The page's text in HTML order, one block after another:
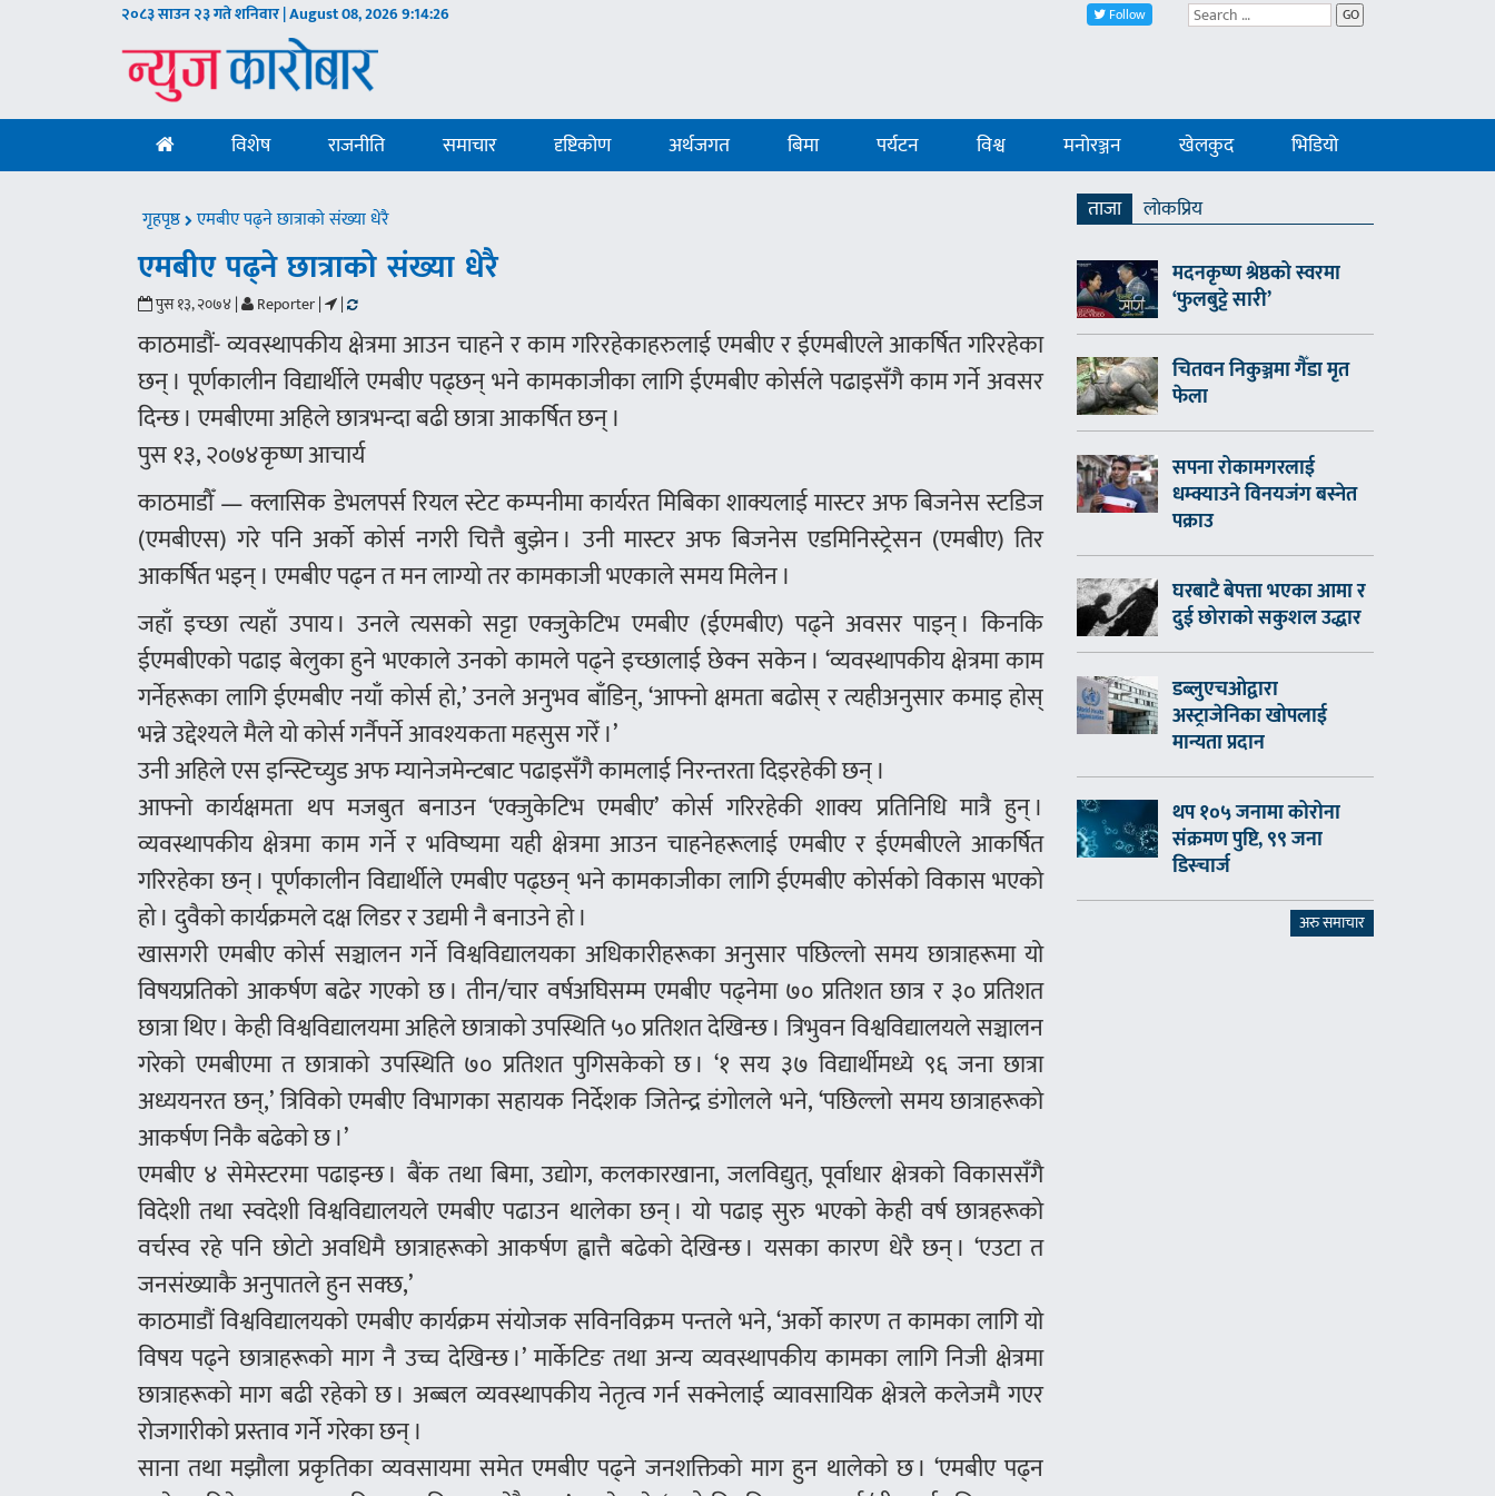
२०८३ साउन २३ गते शनिवार | August 08, 20269:14:27 Follow GO
विशेष राजनीति समाचार दृष्टिकोण अर्थजगत बिमा पर्यटन विश्व मनोरञ्जन खेलकुद भिडियो
गृहपृष्ठ एमबीए पढ्ने छात्राको संख्या धेरै
एमबीए पढ्ने छात्राको संख्या धेरै
पुस १३, २०७४ | Reporter | |
काठमाडौं- व्यवस्थापकीय क्षेत्रमा आउन चाहने र काम गरिरहेकाहरुलाई एमबीए र ईएमबीएले आकर्षित गरिरहेका
छन् । पूर्णकालीन विद्यार्थीले एमबीए पढ्छन् भने कामकाजीका लागि ईएमबीए कोर्सले पढाइसँगै काम गर्ने अवसर
दिन्छ । एमबीएमा अहिले छात्रभन्दा बढी छात्रा आकर्षित छन् ।
पुस १३, २०७४कृष्ण आचार्य
काठमाडौँ — क्लासिक डेभलपर्स रियल स्टेट कम्पनीमा कार्यरत मिबिका शाक्यलाई मास्टर अफ बिजनेस स्टडिज
(एमबीएस) गरे पनि अर्को कोर्स नगरी चित्तै बुझेन । उनी मास्टर अफ बिजनेस एडमिनिस्ट्रेसन (एमबीए) तिर
आकर्षित भइन् । एमबीए पढ्न त मन लाग्यो तर कामकाजी भएकाले समय मिलेन ।
जहाँ इच्छा त्यहाँ उपाय । उनले त्यसको सट्टा एक्जुकेटिभ एमबीए (ईएमबीए) पढ्ने अवसर पाइन् । किनकि
ईएमबीएको पढाइ बेलुका हुने भएकाले उनको कामले पढ्ने इच्छालाई छेक्न सकेन । ‘व्यवस्थापकीय क्षेत्रमा काम
गर्नेहरूका लागि ईएमबीए नयाँ कोर्स हो,’ उनले अनुभव बाँडिन्, ‘आफ्नो क्षमता बढोस् र त्यहीअनुसार कमाइ होस्
भन्ने उद्देश्यले मैले यो कोर्स गर्नैपर्ने आवश्यकता महसुस गरेँ ।’
उनी अहिले एस इन्स्टिच्युड अफ म्यानेजमेन्टबाट पढाइसँगै कामलाई निरन्तरता दिइरहेकी छन् ।
आफ्नो कार्यक्षमता थप मजबुत बनाउन ‘एक्जुकेटिभ एमबीए’ कोर्स गरिरहेकी शाक्य प्रतिनिधि मात्रै हुन् ।
व्यवस्थापकीय क्षेत्रमा काम गर्ने र भविष्यमा यही क्षेत्रमा आउन चाहनेहरूलाई एमबीए र ईएमबीएले आकर्षित
गरिरहेका छन् । पूर्णकालीन विद्यार्थीले एमबीए पढ्छन् भने कामकाजीका लागि ईएमबीए कोर्सको विकास भएको
हो । दुवैको कार्यक्रमले दक्ष लिडर र उद्यमी नै बनाउने हो ।
खासगरी एमबीए कोर्स सञ्चालन गर्ने विश्वविद्यालयका अधिकारीहरूका अनुसार पछिल्लो समय छात्राहरूमा यो
विषयप्रतिको आकर्षण बढेर गएको छ । तीन/चार वर्षअघिसम्म एमबीए पढ्नेमा ७० प्रतिशत छात्र र ३० प्रतिशत
छात्रा थिए । केही विश्वविद्यालयमा अहिले छात्राको उपस्थिति ५० प्रतिशत देखिन्छ । त्रिभुवन विश्वविद्यालयले सञ्चालन
गरेको एमबीएमा त छात्राको उपस्थिति ७० प्रतिशत पुगिसकेको छ । ‘१ सय ३७ विद्यार्थीमध्ये ९६ जना छात्रा
अध्ययनरत छन्,’ त्रिविको एमबीए विभागका सहायक निर्देशक जितेन्द्र डंगोलले भने, ‘पछिल्लो समय छात्राहरूको
आकर्षण निकै बढेको छ ।’
एमबीए ४ सेमेस्टरमा पढाइन्छ । बैंक तथा बिमा, उद्योग, कलकारखाना, जलविद्युत्, पूर्वाधार क्षेत्रको विकाससँगै
विदेशी तथा स्वदेशी विश्वविद्यालयले एमबीए पढाउन थालेका छन् । यो पढाइ सुरु भएको केही वर्ष छात्रहरूको
वर्चस्व रहे पनि छोटो अवधिमै छात्राहरूको आकर्षण ह्वात्तै बढेको देखिन्छ । यसका कारण धेरै छन् । ‘एउटा त
जनसंख्याकै अनुपातले हुन सक्छ,’
काठमाडौं विश्वविद्यालयको एमबीए कार्यक्रम संयोजक सविनविक्रम पन्तले भने, ‘अर्को कारण त कामका लागि यो
विषय पढ्ने छात्राहरूको माग नै उच्च देखिन्छ ।’ मार्केटिङ तथा अन्य व्यवस्थापकीय कामका लागि निजी क्षेत्रमा
छात्राहरूको माग बढी रहेको छ । अब्बल व्यवस्थापकीय नेतृत्व गर्न सक्नेलाई व्यावसायिक क्षेत्रले कलेजमै गएर
रोजगारीको प्रस्ताव गर्ने गरेका छन् ।
साना तथा मझौला प्रकृतिका व्यवसायमा समेत एमबीए पढ्ने जनशक्तिको माग हुन थालेको छ । ‘एमबीए पढ्न
ताजा
लाेकप्रिय
मदनकृष्ण श्रेष्ठको स्वरमा
‘फुलबुट्टे सारी’
चितवन निकुञ्जमा गैँडा मृत
फेला
सपना रोकामगरलाई
धम्क्याउने विनयजंग बस्नेत
पक्राउ
घरबाटै बेपत्ता भएका आमा र
दुई छोराको सकुशल उद्धार
डब्लुएचओद्वारा
अस्ट्राजेनिका खोपलाई
मान्यता प्रदान
थप १०५ जनामा कोरोना
संक्रमण पुष्टि, ९९ जना
डिस्चार्ज
अरु समाचार